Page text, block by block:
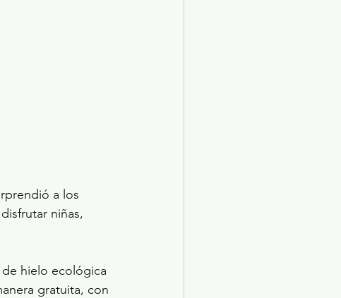
a los
niñas,
hielo ecológica
gratuita, con